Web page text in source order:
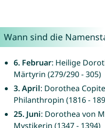
Wann sind die
6. Februar: Heilige
Märtyrin (279/290 - 305)
3. April: Dorothea
Philanthropin (1816 -
25. Juni: Dorothea von
Mystikerin (1347 - 1394)